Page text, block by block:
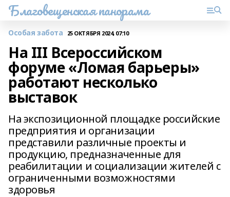
Благовещенская панорама
Особая забота 25 ОКТЯБРЯ 2024, 07:10
На III Всероссийском
форуме «Ломая барьеры»
работают несколько
выставок
На экспозиционной площадке российские
предприятия и организации
представили различные проекты и
продукцию, предназначенные для
реабилитации и социализации жителей с
ограниченными возможностями
здоровья